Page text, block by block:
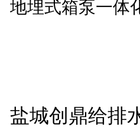
地埋式箱泵一体
盐城创鼎给排